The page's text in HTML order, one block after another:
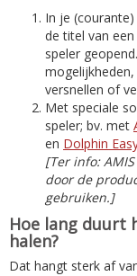
In je
de titel van
speler
versnellen of
Met speciale
speler; bv. met
en Dolphin
[Ter info:
door de
gebruiken.]
Hoe lang duurt
halen?
Dat hangt sterk af